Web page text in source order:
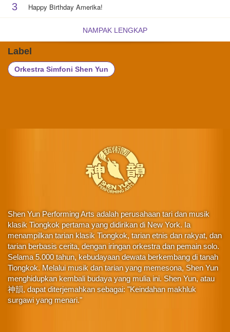
3 Happy Birthday Amerika!
NAMPAK LENGKAP
Label
Orkestra Simfoni Shen Yun
Shen Yun Performing Arts adalah perusahaan tari dan musik
klasik Tiongkok pertama yang didirikan di New York. Ia
menampilkan tarian klasik Tiongkok, tarian etnis dan rakyat, dan
tarian berbasis cerita, dengan iringan orkestra dan pemain solo.
Selama 5.000 tahun, kebudayaan dewata berkembang di tanah
Tiongkok. Melalui musik dan tarian yang memesona, Shen Yun
menghidupkan kembali budaya yang mulia ini. Shen Yun, atau
神韻, dapat diterjemahkan sebagai: "Keindahan makhluk
surgawi yang menari."